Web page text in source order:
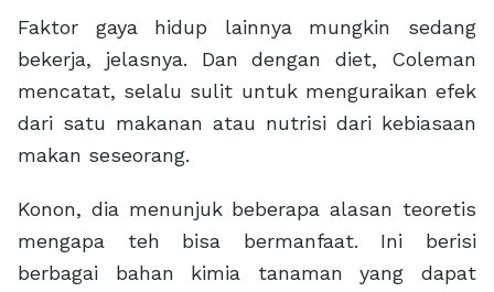
Faktor gaya hidup lainnya mungkin sedang
bekerja, jelasnya. Dan dengan diet, Coleman
mencatat, selalu sulit untuk menguraikan efek
dari satu makanan atau nutrisi dari kebiasaan
makan seseorang.
Konon, dia menunjuk beberapa alasan teoretis
mengapa teh bisa bermanfaat. Ini berisi
berbagai bahan kimia tanaman yang dapat